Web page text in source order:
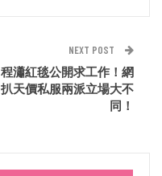
NEXT POST
程瀟紅毯公開求工作！網
扒天價私服兩派立場大不
同！